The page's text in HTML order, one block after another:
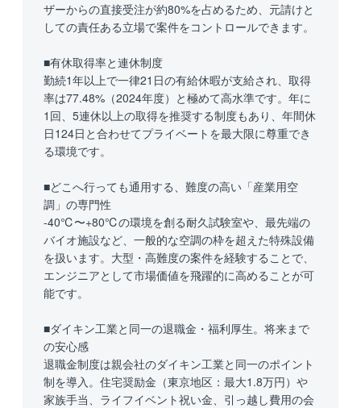
ザーからの直接受注が約80%を占めるため、元請けと
しての責任ある立場で案件をコントロールできます。
■有休取得率と連休制度
勤続1年以上で一律21日の有給休暇が支給され、取得
率は77.48%（2024年度）と極めて高水準です。年に
1回、5連休以上の取得を推奨する制度もあり、年間休
日124日と合わせてプライベートを最大限に尊重でき
る環境です。
■どこへ行っても通用する、難度の高い「産業用空
調」の専門性
-40℃〜+80℃の環境を創る耐久試験室や、最先端の
バイオ施設など、一般的な空調の枠を超えた特殊設備
を扱います。大型・高難度の案件を経験することで、
エンジニアとして市場価値を飛躍的に高めることが可
能です。
■ダイキン工業と同一の退職金・福利厚生。将来まで
の安心感
退職金制度は親会社のダイキン工業と同一のポイント
制を導入。住宅奨励金（東京地区：最大1.8万円）や
家族手当、ライフイベント祝い金、引っ越し費用の会